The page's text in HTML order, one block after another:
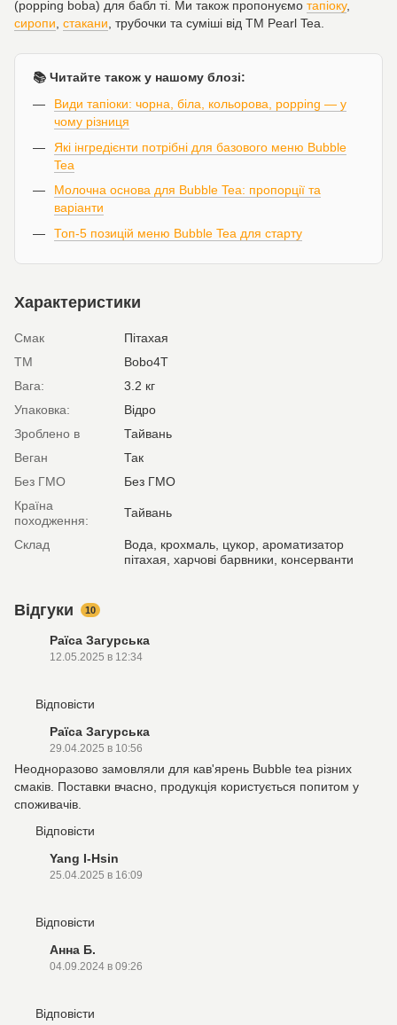
(popping boba) для бабл ті. Ми також пропонуємо тапіоку,
сиропи, стакани, трубочки та суміші від ТМ Pearl Tea.
📚 Читайте також у нашому блозі:
Види тапіоки: чорна, біла, кольорова, popping — у
чому різниця
Які інгредієнти потрібні для базового меню Bubble
Tea
Молочна основа для Bubble Tea: пропорції та
варіанти
Топ-5 позицій меню Bubble Tea для старту
Характеристики
Смак
Пітахая
ТМ
Bobo4T
Вага:
3.2 кг
Упаковка:
Відро
Зроблено в
Тайвань
Веган
Так
Без ГМО
Без ГМО
Країна
походження:
Тайвань
Склад
Вода, крохмаль, цукор, ароматизатор
пітахая, харчові барвники, консерванти
Відгуки 10
Раїса Загурська
12.05.2025 в 12:34
Відповісти
Раїса Загурська
29.04.2025 в 10:56
Неодноразово замовляли для кав'ярень Bubble tea різних
смаків. Поставки вчасно, продукція користується попитом у
споживачів.
Відповісти
Yang I-Hsin
25.04.2025 в 16:09
Відповісти
Анна Б.
04.09.2024 в 09:26
Відповісти